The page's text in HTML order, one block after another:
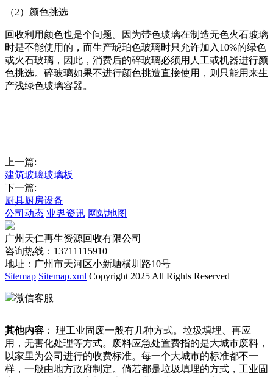
（2）颜色挑选
回收利用颜色也是个问题。因为带色玻璃在制造无色火石玻璃
时是不能使用的，而生产琥珀色玻璃时只允许加入10%的绿色
或火石玻璃，因此，消费后的碎玻璃必须用人工或机器进行颜
色挑选。碎玻璃如果不进行颜色挑造直接使用，则只能用来生
产浅绿色玻璃容器。
上一篇:
建筑玻璃玻璃板
下一篇:
厨具厨房设备
公司动态 业界资讯 网站地图
广州天仁再生资源回收有限公司
咨询热线：13711115910
地址：广州市天河区小新塘横圳路10号
Sitemap Sitemap.xml Copyright 2025 All Rights Reserved
微信客服
其他内容 ： 理工业固废一般有几种方式。垃圾填埋、再应
用，无害化处理等方式。废料应急处置费指的是大城市废料，
以家里为公司进行的收费标准。每一个大城市的标准都不一
样，一般由地方政府制定。倘若都是垃圾填埋的方式，工业固